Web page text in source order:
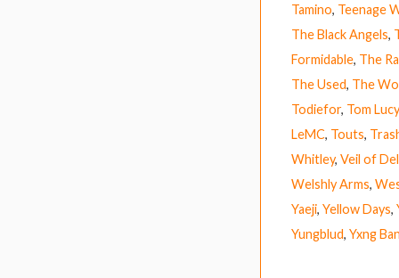
Tamino, Teenage
The Black Angels,
Formidable, The
The Used, The
Todiefor, Tom Lucy
LeMC, Touts,
Whitley, Veil of
Welshly Arms,
Yaeji, Yellow Days,
Yungblud, Yxng